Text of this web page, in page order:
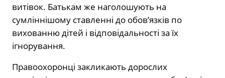
витівок. Батькам же наголошують на
сумліннішому ставленні до обов’язків по
вихованню дітей і відповідальності за їх
ігнорування.
Правоохоронці закликають дорослих